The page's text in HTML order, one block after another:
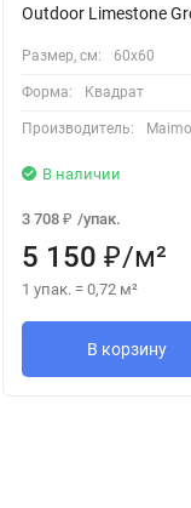
Outdoor Limestone
Размер, см: 60х60
Форма: Квадрат
Производитель:
В наличии
3 708 ₽ /упак.
5 150 ₽/м²
1 упак. = 0,72 м²
В корзину